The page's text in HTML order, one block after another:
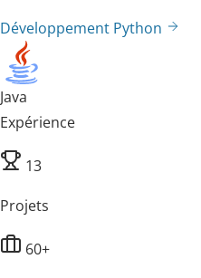
Développement Python
Java
Expérience
13
Projets
60+